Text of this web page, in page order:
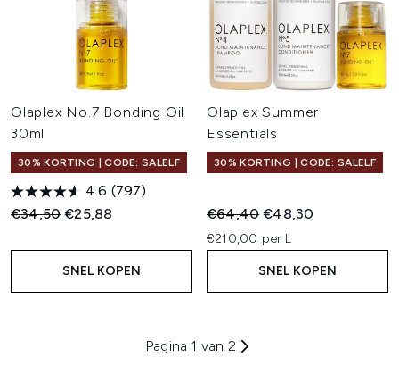
Olaplex No.7 Bonding Oil
30ml
30% KORTING | CODE: SALELF
4.6 (797)
Recommended Retail Price:
€34,50Huidige prijs:
€25,88
SNEL KOPEN
Olaplex Summer
Essentials
30% KORTING | CODE: SALELF
Recommended Retail Price:
€64,40Huidige prijs:
€48,30
€210,00 per L
SNEL KOPEN
Pagina 1 van 2